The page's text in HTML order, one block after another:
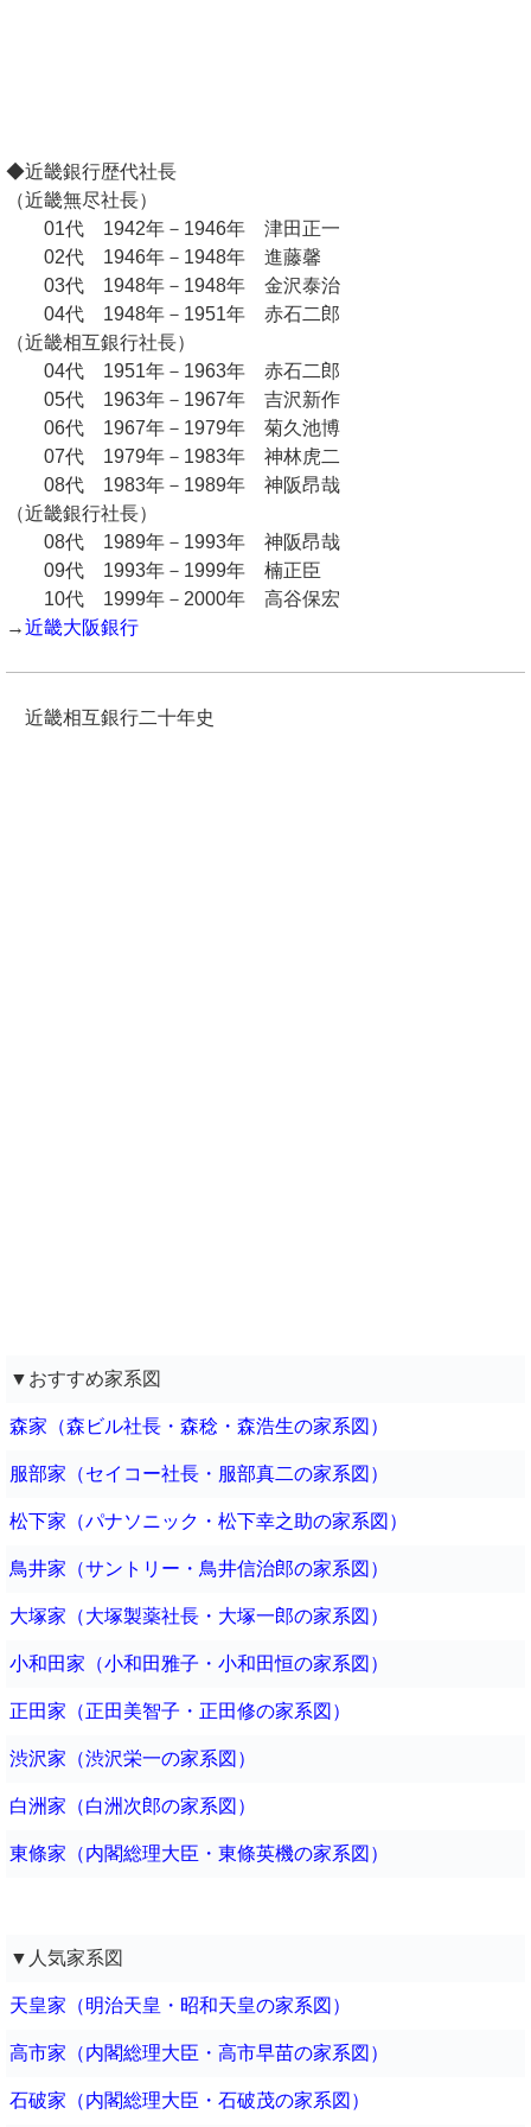
◆近畿銀行歴代社長
（近畿無尽社長）
01代 1942年－1946年 津田正一
02代 1946年－1948年 進藤馨
03代 1948年－1948年 金沢泰治
04代 1948年－1951年 赤石二郎
（近畿相互銀行社長）
04代 1951年－1963年 赤石二郎
05代 1963年－1967年 吉沢新作
06代 1967年－1979年 菊久池博
07代 1979年－1983年 神林虎二
08代 1983年－1989年 神阪昂哉
（近畿銀行社長）
08代 1989年－1993年 神阪昂哉
09代 1993年－1999年 楠正臣
10代 1999年－2000年 高谷保宏
→近畿大阪銀行
近畿相互銀行二十年史
▼おすすめ家系図
森家（森ビル社長・森稔・森浩生の家系図）
服部家（セイコー社長・服部真二の家系図）
松下家（パナソニック・松下幸之助の家系図）
鳥井家（サントリー・鳥井信治郎の家系図）
大塚家（大塚製薬社長・大塚一郎の家系図）
小和田家（小和田雅子・小和田恒の家系図）
正田家（正田美智子・正田修の家系図）
渋沢家（渋沢栄一の家系図）
白洲家（白洲次郎の家系図）
東條家（内閣総理大臣・東條英機の家系図）
▼人気家系図
天皇家（明治天皇・昭和天皇の家系図）
高市家（内閣総理大臣・高市早苗の家系図）
石破家（内閣総理大臣・石破茂の家系図）